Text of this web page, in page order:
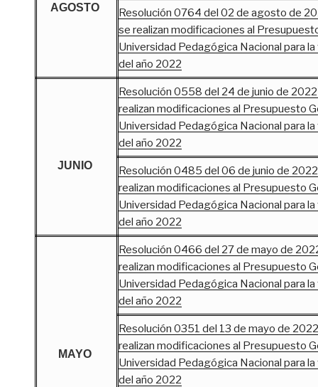
AGOSTO
Resolución 0764 del 02 de agosto de
se realizan modificaciones al
Universidad Pedagógica Nacional para
del año 2022
JUNIO
Resolución 0558 del 24 de junio de 2022
realizan modificaciones al Presupuesto
Universidad Pedagógica Nacional para
del año 2022
Resolución 0485 del 06 de junio de
realizan modificaciones al Presupuesto
Universidad Pedagógica Nacional para
del año 2022
MAYO
Resolución 0466 del 27 de mayo de
realizan modificaciones al Presupuesto
Universidad Pedagógica Nacional para
del año 2022
Resolución 0351 del 13 de mayo de
realizan modificaciones al Presupuesto
Universidad Pedagógica Nacional para
del año 2022